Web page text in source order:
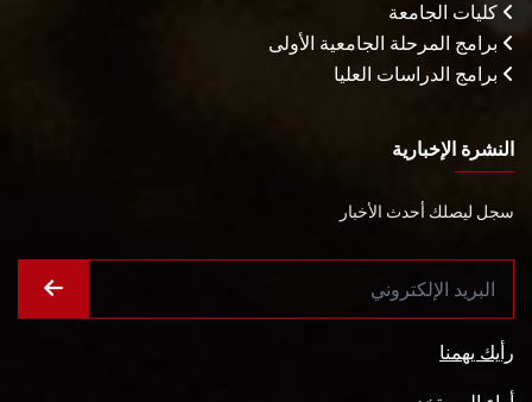
كليات الجامعة
برامج المرحلة الجامعية الأولى
برامج الدراسات العليا
النشرة الإخبارية
سجل ليصلك أحدث الأخبار
رأيك يهمنا